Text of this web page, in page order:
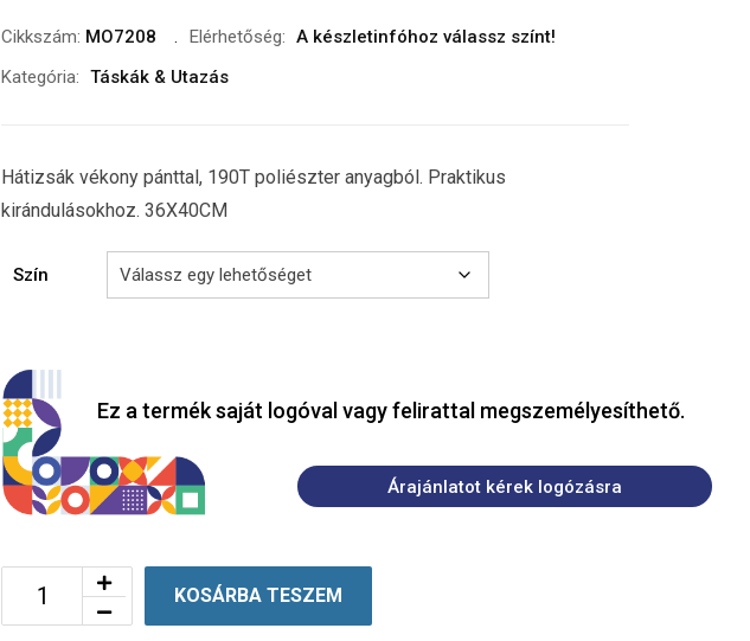
Cikkszám: MO7208 Elérhetőség: A készletinfóhoz válassz színt!
Kategória: Táskák & Utazás
Hátizsák vékony pánttal, 190T poliészter anyagból. Praktikus
kirándulásokhoz. 36X40CM
Szín
Ez a termék saját logóval vagy felirattal megszemélyesíthető.
Árajánlatot kérek logózásra
KOSÁRBA TESZEM